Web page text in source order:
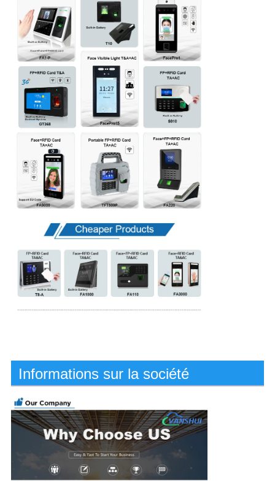
Informations sur la société